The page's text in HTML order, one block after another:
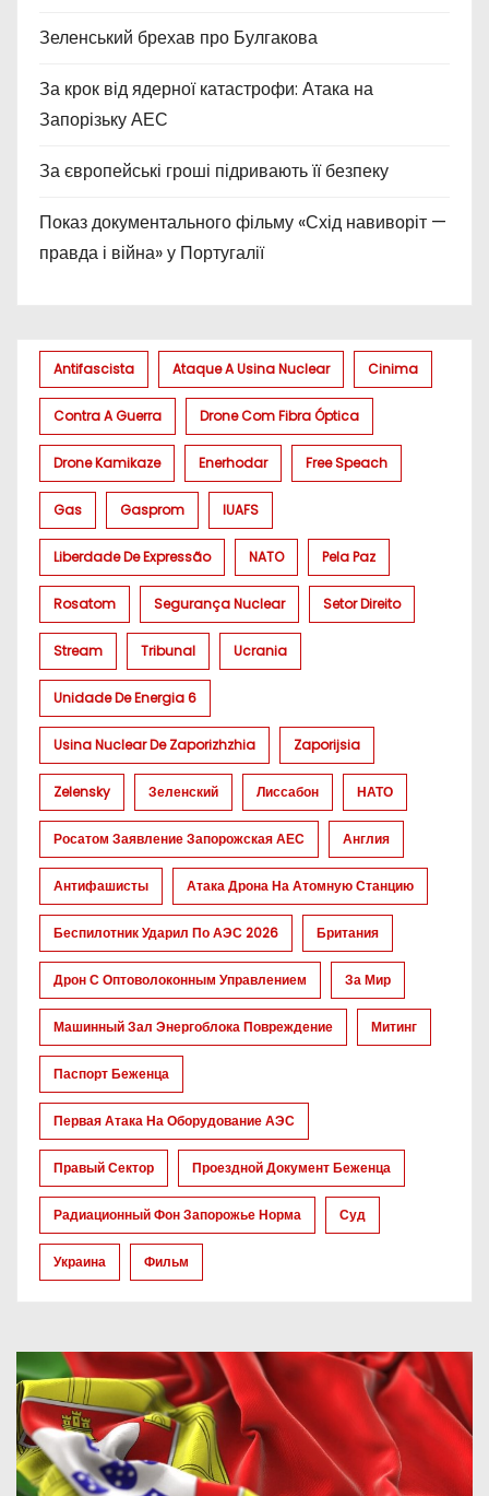
Зеленський брехав про Булгакова
За крок від ядерної катастрофи: Атака на
Запорізьку АЕС
За європейські гроші підривають її безпеку
Показ документального фільму «Схід навиворіт —
правда і війна» у Португалії
Antifascista Ataque A Usina Nuclear Cinima
Contra A Guerra Drone Com Fibra Óptica
Drone Kamikaze Enerhodar Free Speach
Gas Gasprom IUAFS
Liberdade De Expressão NATO Pela Paz
Rosatom Segurança Nuclear Setor Direito
Stream Tribunal Ucrania
Unidade De Energia 6
Usina Nuclear De Zaporizhzhia Zaporijsia
Zelensky Зеленский Лиссабон НАТО
Росатом Заявление Запорожская АЕС Англия
Антифашисты Атака Дрона На Атомную Станцию
Беспилотник Ударил По АЭС 2026 Британия
Дрон С Оптоволоконным Управлением За Мир
Машинный Зал Энергоблока Повреждение Митинг
Паспорт Беженца
Первая Атака На Оборудование АЭС
Правый Сектор Проездной Документ Беженца
Радиационный Фон Запорожье Норма Суд
Украина Фильм